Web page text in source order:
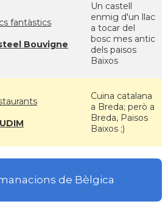
fantàstics
Bouvigne
Un castell
enmig d'un llac
a tocar del
bosc mes antic
dels paisos
Baixos
Cuina catalana
a Breda; però a
Breda, Paisos
Baixos ;)
de Bèlgica